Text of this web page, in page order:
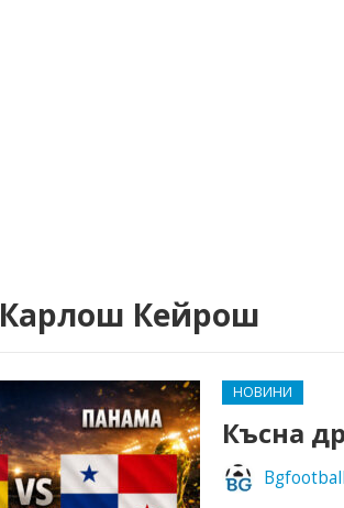
Карлош Кейрош
НОВИНИ
Късна